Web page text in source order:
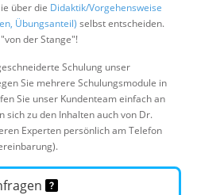
über die Didaktik/Vorgehensweise
Übungsanteil) selbst entscheiden.
der Stange"!
Schulung unser
Sie mehrere Schulungsmodule in
Sie unser Kundenteam einfach an
sich zu den Inhalten auch von Dr.
Experten persönlich am Telefon